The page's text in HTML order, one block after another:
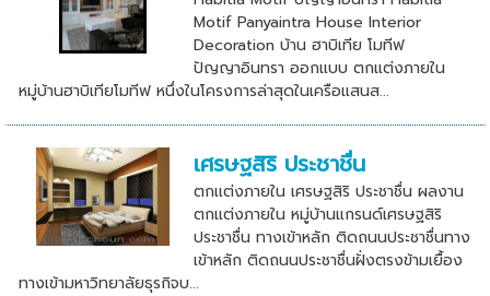
Motif Panyaintra House Interior
Decoration บ้าน ฮาบิเทีย โมทีฟ
ปัญญาอินทรา ออกแบบ ตกแต่งภายใน
หมู่บ้านฮาบิเทียโมทีฟ หนึ่งในโครงการล่าสุดในเครือแสนส...
เศรษฐสิริ ประชาชื่น
ตกเเต่งภายใน เศรษฐสิริ ประชาชื่น ผลงาน
ตกแต่งภายใน หมู่บ้านแกรนด์เศรษฐสิริ
ประชาชื่น ทางเข้าหลัก ติดถนนประชาชื่นทาง
เข้าหลัก ติดถนนประชาชื่นฝั่งตรงข้ามเยื้อง
ทางเข้ามหาวิทยาลัยธุรกิจบ...